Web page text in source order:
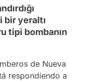
yeraltı
tipi bombanın
de Nueva
respondiendo a